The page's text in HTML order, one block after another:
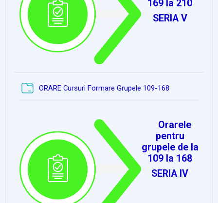
169 la 210
SERIA V
ORARE Cursuri Formare Grupele 109-168
Orarele
pentru
grupele de la
109 la 168
SERIA IV